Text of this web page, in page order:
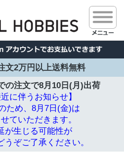
文2万円以上送料無料
の注文で8月10日(月)出荷
に伴うお知らせ】
ため、8月7日(金)は
ていただきます。
が生じる可能性が
うぞご了承ください。